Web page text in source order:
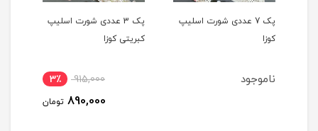
پک 7 عددی شورت اسلیپ
کوزا
ناموجود
پک 3 عددی شورت اسلیپ
کبریتی کوزا
915,000 3٪
890,000 تومان